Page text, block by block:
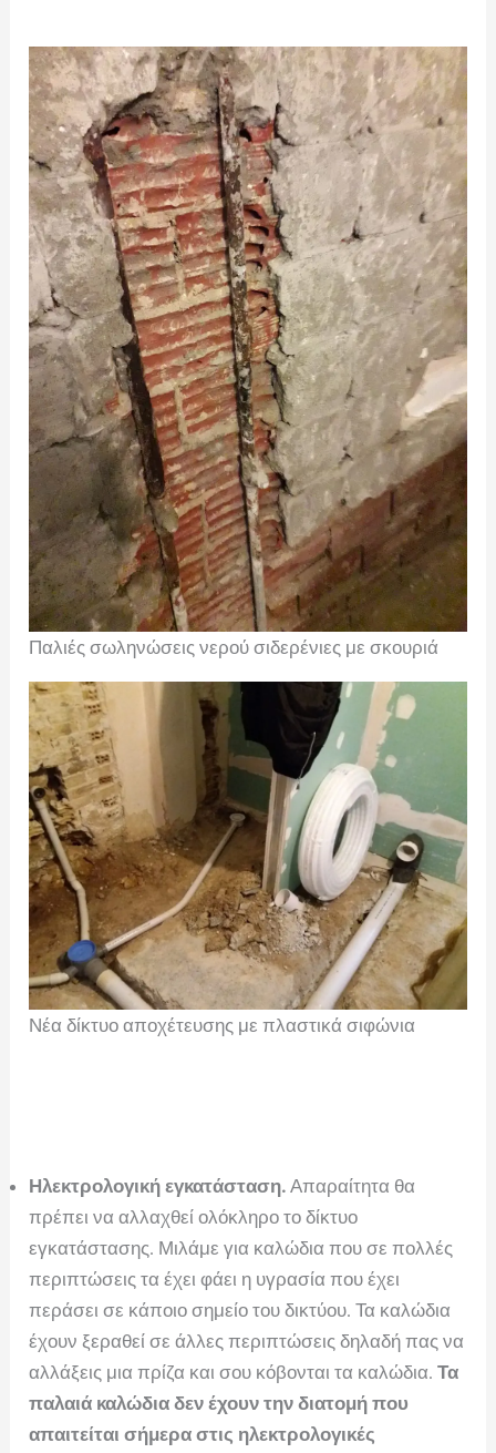
Παλιές σωληνώσεις νερού σιδερένιες με σκουριά
Νέα δίκτυο αποχέτευσης με πλαστικά σιφώνια
Ηλεκτρολογική εγκατάσταση. Απαραίτητα θα
πρέπει να αλλαχθεί ολόκληρο το δίκτυο
εγκατάστασης. Μιλάμε για καλώδια που σε πολλές
περιπτώσεις τα έχει φάει η υγρασία που έχει
περάσει σε κάποιο σημείο του δικτύου. Τα καλώδια
έχουν ξεραθεί σε άλλες περιπτώσεις δηλαδή πας να
αλλάξεις μια πρίζα και σου κόβονται τα καλώδια.Τα
παλαιά καλώδια δεν έχουν την διατομή που
απαιτείται σήμερα στις ηλεκτρολογικές